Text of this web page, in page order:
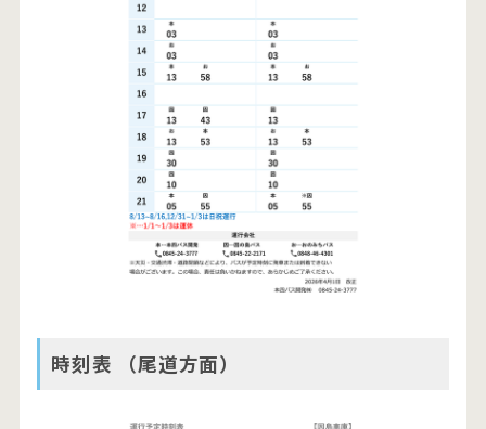
時刻表 （尾道方面）